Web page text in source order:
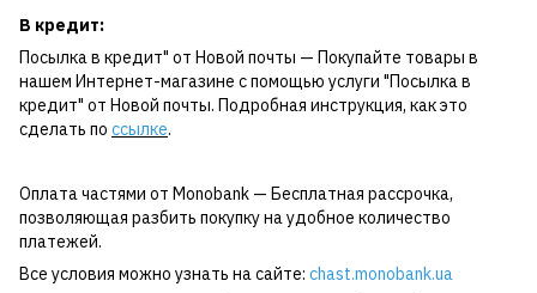
В кредит:
Посылка в кредит" от Новой почты — Покупайте товары в
нашем Интернет-магазине с помощью услуги "Посылка в
кредит" от Новой почты. Подробная инструкция, как это
сделать по ссылке.
Оплата частями от Monobank — Бесплатная рассрочка,
позволяющая разбить покупку на удобное количество
платежей.
Все условия можно узнать на сайте: chast.monobank.ua